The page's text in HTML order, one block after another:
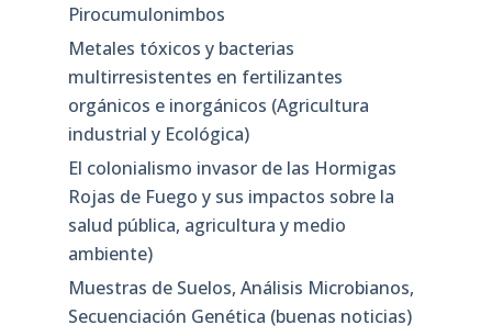
Pirocumulonimbos
Metales tóxicos y bacterias
multirresistentes en fertilizantes
orgánicos e inorgánicos (Agricultura
industrial y Ecológica)
El colonialismo invasor de las Hormigas
Rojas de Fuego y sus impactos sobre la
salud pública, agricultura y medio
ambiente)
Muestras de Suelos, Análisis Microbianos,
Secuenciación Genética (buenas noticias)